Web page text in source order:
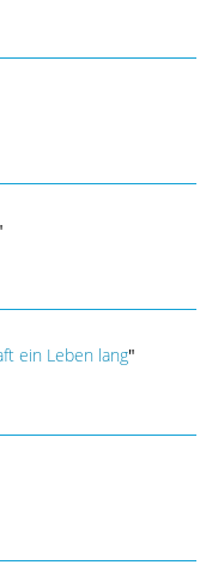
ein Leben lang"